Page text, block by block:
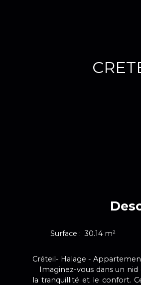
Surface : 30.14 m²
Créteil- Halage -
Imaginez-vous dans un nid
la tranquillité et le confort.